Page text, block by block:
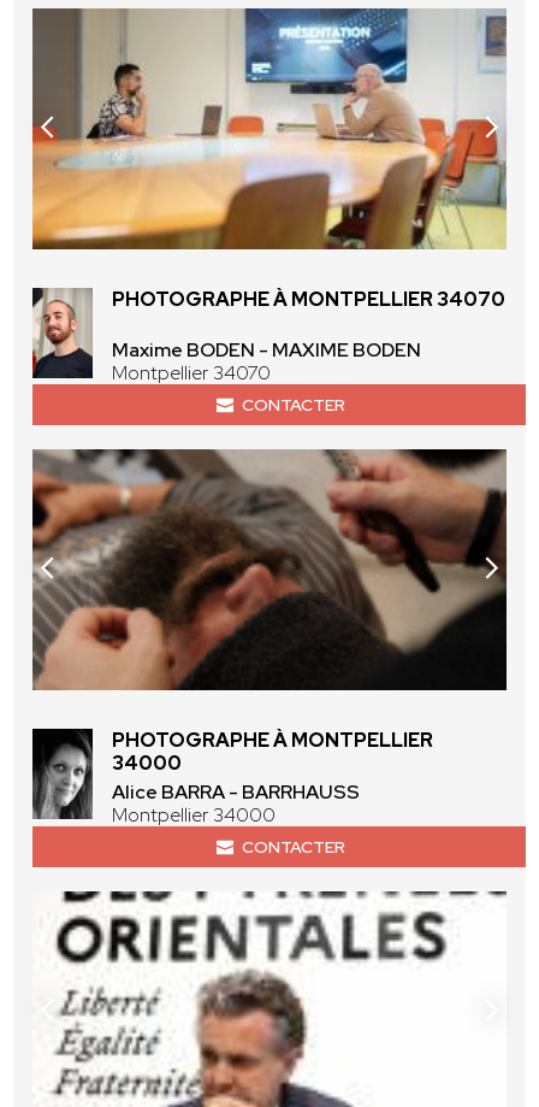
PHOTOGRAPHE À MONTPELLIER 34070
Maxime BODEN - MAXIME BODEN
Montpellier 34070
CONTACTER
PHOTOGRAPHE À MONTPELLIER
34000
Alice BARRA - BARRHAUSS
Montpellier 34000
CONTACTER